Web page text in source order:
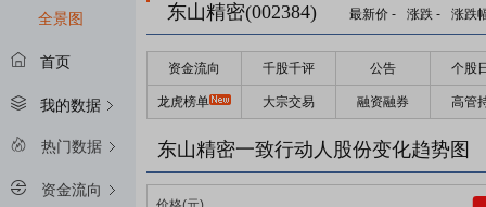
全景图
首页
我的数据
热门数据
资金流向
东山精密(002384) 最新价 - 涨跌 - 涨跌
资金流向 千股千评 公告 个股
龙虎榜单 大宗交易 融资融券 高管
东山精密一致行动人股份变化趋势图